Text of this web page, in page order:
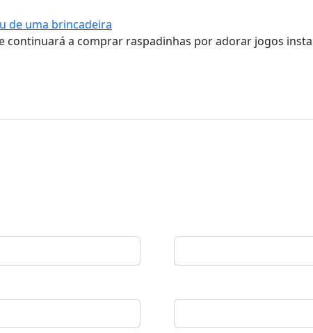
de uma brincadeira
a comprar raspadinhas por adorar jogos